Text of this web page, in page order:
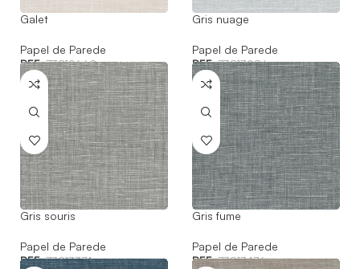
Galet
Papel de Parede
REF:73812660
Gris nuage
Papel de Parede
REF:73813986
Gris souris
Papel de Parede
REF:73813374
Gris fume
Papel de Parede
REF:73813476